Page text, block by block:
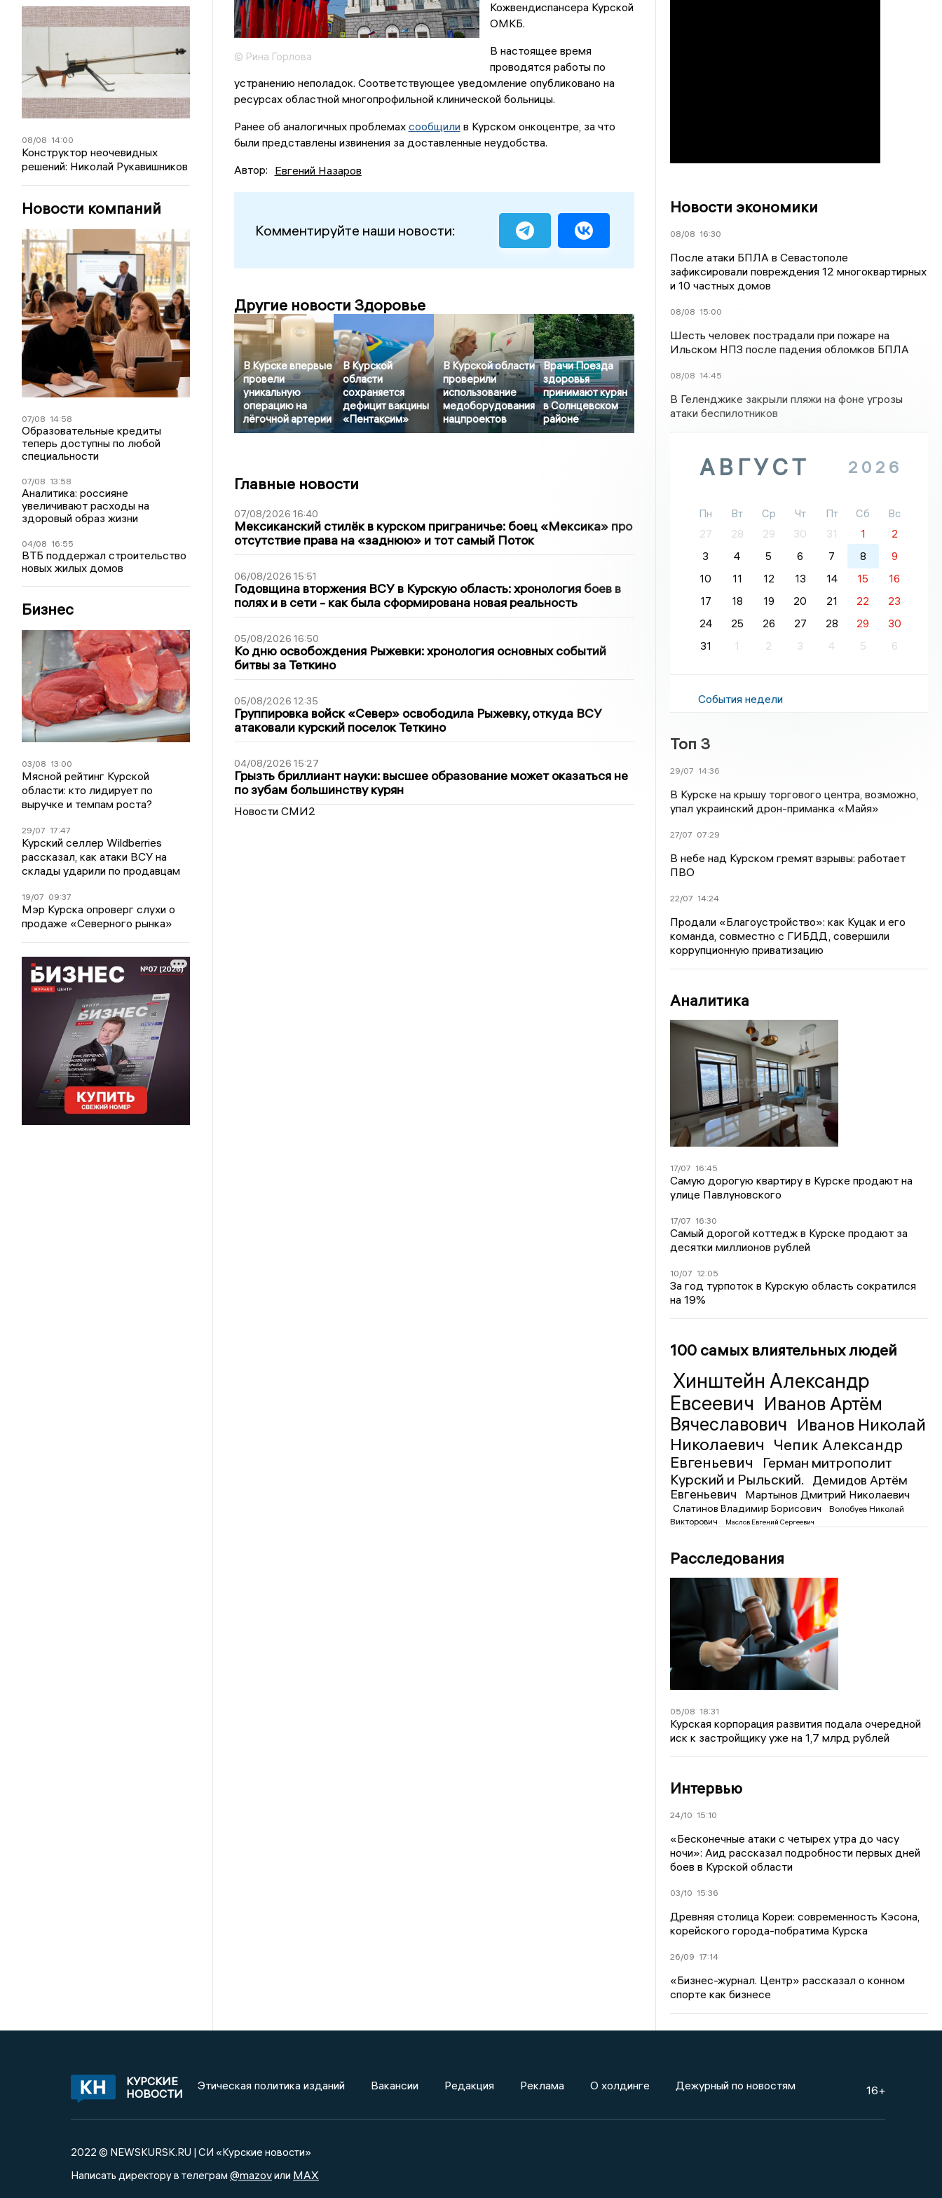
08/08 14:00
Конструктор неочевидных
решений: Николай Рукавишников
Новости компаний
07/08 14:58
Образовательные кредиты
теперь доступны по любой
специальности
07/08 13:58
Аналитика: россияне
увеличивают расходы на
здоровый образ жизни
04/08 16:55
ВТБ поддержал строительство
новых жилых домов
Бизнес
03/08 13:00
Мясной рейтинг Курской
области: кто лидирует по
выручке и темпам роста?
29/07 17:47
Курский селлер Wildberries
рассказал, как атаки ВСУ на
склады ударили по продавцам
19/07 09:37
Мэр Курска опроверг слухи о
продаже «Северного рынка»
© Рина Горлова
Кожвендиспансера Курской
ОМКБ.
В настоящее время
проводятся работы по
устранению неполадок. Соответствующее уведомление опубликовано на
ресурсах областной многопрофильной клинической больницы.
Ранее об аналогичных проблемах сообщилив Курском онкоцентре, за что
были представлены извинения за доставленные неудобства.
Автор: Евгений Назаров
Комментируйте наши новости:
Другие новости Здоровье
В Курске впервые
провели
уникальную
операцию на
лёгочной артерии
В Курской
области
сохраняется
дефицит вакцины
«Пентаксим»
В Курской области
проверили
использование
медоборудования
нацпроектов
Врачи Поезда
здоровья
принимают курян
в Солнцевском
районе
Главные новости
07/08/2026 16:40
Мексиканский стилёк в курском приграничье: боец «Мексика» про
отсутствие права на «заднюю» и тот самый Поток
06/08/2026 15:51
Годовщина вторжения ВСУ в Курскую область: хронология боев в
полях и в сети - как была сформирована новая реальность
05/08/2026 16:50
Ко дню освобождения Рыжевки: хронология основных событий
битвы за Теткино
05/08/2026 12:35
Группировка войск «Север» освободила Рыжевку, откуда ВСУ
атаковали курский поселок Теткино
04/08/2026 15:27
Грызть бриллиант науки: высшее образование может оказаться не
по зубам большинству курян
Новости СМИ2
Новости экономики
08/08 16:30
После атаки БПЛА в Севастополе
зафиксировали повреждения 12 многоквартирных
и 10 частных домов
08/08 15:00
Шесть человек пострадали при пожаре на
Ильском НПЗ после падения обломков БПЛА
08/08 14:45
В Геленджике закрыли пляжи на фоне угрозы
атаки беспилотников
АВГУСТ 2026
Пн Вт Ср Чт Пт Сб
Вс
27
28 29 30 31 1
2
3
4 5 6 7 8
9
10
11 12 13 14 15
16
17
18 19 20 21 22
23
24
25 26 27 28 29
30
31
1 2 3 4 5 6
События недели
Топ 3
29/07 14:36
В Курске на крышу торгового центра, возможно,
упал украинский дрон-приманка «Майя»
27/07 07:29
В небе над Курском гремят взрывы: работает
ПВО
22/07 14:24
Продали «Благоустройство»: как Куцак и его
команда, совместно с ГИБДД, совершили
коррупционную приватизацию
Аналитика
17/07 16:45
Самую дорогую квартиру в Курске продают на
улице Павлуновского
17/07 16:30
Самый дорогой коттедж в Курске продают за
десятки миллионов рублей
10/07 12:05
За год турпоток в Курскую область сократился
на 19%
100 самых влиятельных людей
Хинштейн Александр
Евсеевич Иванов Артём
Вячеславович Иванов Николай
Николаевич Чепик Александр
Евгеньевич
Герман митрополит
Курский и Рыльский.
Демидов Артём
Евгеньевич
Мартынов Дмитрий Николаевич
Слатинов Владимир Борисович
Волобуев Николай
Викторович
Маслов Евгений Сергеевич
Расследования
05/08 18:31
Курская корпорация развития подала очередной
иск к застройщику уже на 1,7 млрд рублей
Интервью
24/10 15:10
«Бесконечные атаки с четырех утра до часу
ночи»: Аид рассказал подробности первых дней
боев в Курской области
03/10 15:36
Древняя столица Кореи: современность Кэсона,
корейского города-побратима Курска
26/09 17:14
«Бизнес-журнал. Центр» рассказал о конном
спорте как бизнесе
КУРСКИЕ
НОВОСТИ
Этическая политика изданий Вакансии Редакция Реклама О холдинге Дежурный по новостям 16+
2022 © NEWSKURSK.RU | СИ «Курские новости»
Написать директору в телеграм @mazovили MAX